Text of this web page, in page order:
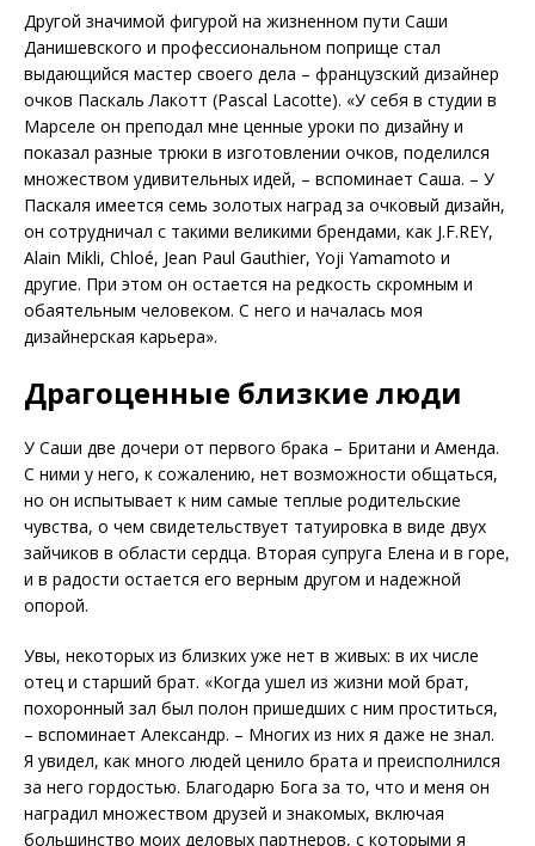
Другой значимой фигурой на жизненном пути Саши
Данишевского и профессиональном поприще стал
выдающийся мастер своего дела – французский дизайнер
очков Паскаль Лакотт (Pascal Lacotte). «У себя в студии в
Марселе он преподал мне ценные уроки по дизайну и
показал разные трюки в изготовлении очков, поделился
множеством удивительных идей, – вспоминает Саша. – У
Паскаля имеется семь золотых наград за очковый дизайн,
он сотрудничал с такими великими брендами, как J.F.REY,
Alain Mikli, Chloé, Jean Paul Gauthier, Yoji Yamamoto и
другие. При этом он остается на редкость скромным и
обаятельным человеком. С него и началась моя
дизайнерская карьера».
Драгоценные близкие люди
У Саши две дочери от первого брака – Британи и Аменда.
С ними у него, к сожалению, нет возможности общаться,
но он испытывает к ним самые теплые родительские
чувства, о чем свидетельствует татуировка в виде двух
зайчиков в области сердца. Вторая супруга Елена и в горе,
и в радости остается его верным другом и надежной
опорой.
Увы, некоторых из близких уже нет в живых: в их числе
отец и старший брат. «Когда ушел из жизни мой брат,
похоронный зал был полон пришедших с ним проститься,
– вспоминает Александр. – Многих из них я даже не знал.
Я увидел, как много людей ценило брата и преисполнился
за него гордостью. Благодарю Бога за то, что и меня он
наградил множеством друзей и знакомых, включая
большинство моих деловых партнеров, с которыми я